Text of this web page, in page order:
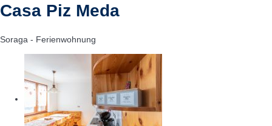
Casa Piz Meda
Soraga - Ferienwohnung